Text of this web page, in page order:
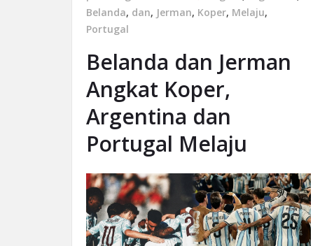
Belanda, dan, Jerman, Koper, Melaju,
Portugal
Belanda dan Jerman
Angkat Koper,
Argentina dan
Portugal Melaju